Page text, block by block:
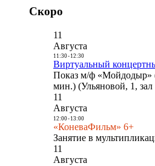
Скоро
11
Августа
11:30- 12:30
Виртуальный
Показ м/ф «Мойдодыр»
мин.) (Ульяновой, 1,
11
Августа
12:00- 13:00
«КоневаФильм» 6+
Занятие в
11
Августа